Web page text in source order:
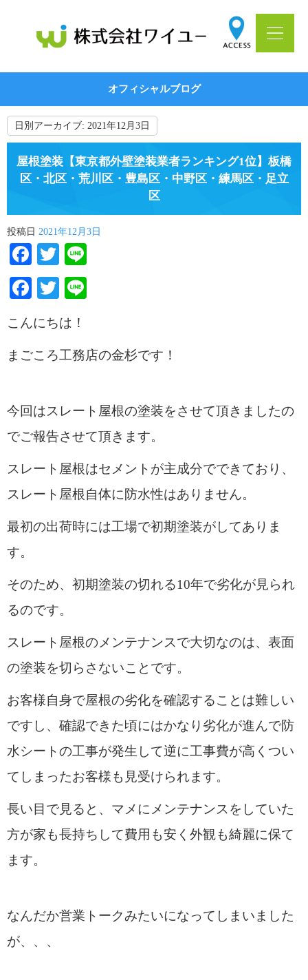
オフィシャルブログ
日別アーカイブ: 2021年12月3日
屋根塗装【東京都外壁塗装業者ランキング1位】板橋
区・北区・荒川区・豊島区・中野区・練馬区・足立
区
投稿日 2021年12月3日
Facebook
Twitter
Facebook
Twitter
こんにちは！
まごころ工務店の金杉です！
今回はスレート屋根の塗装をさせて頂きましたの
でご報告させて頂きます。
スレート屋根はセメントが主成分でできており、
スレート屋根自体に防水性はありません。
最初の出荷時には工場で初期塗装がしてありま
す。
そのため、初期塗装の切れる10年で劣化が見られ
るのです。
スレート屋根のメンテナンスで大切なのは、表面
の塗装を切らさないことです。
お客様自身で屋根の劣化を確認することは難しい
ですし、確認できた頃にはかなり劣化が進んで防
水シートの工事が発生して逆に工事費が高くつい
てしまったお客様も見受けられます。
長い目で見ると、マメにメンテナンスをしていた
方が家も長持ちして費用も安く外観も綺麗に保て
ます。
なんだか営業トークみたいになってしまいました
が、、、